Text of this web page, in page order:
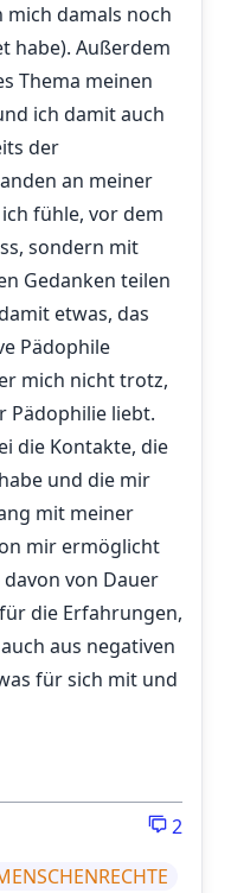
mich damals noch
habe). Außerdem
Thema meinen
ich damit auch
der
an meiner
fühle, vor dem
sondern mit
Gedanken teilen
etwas, das
Pädophile
mich nicht trotz,
Pädophilie liebt.
die Kontakte, die
und die mir
mit meiner
mir ermöglicht
von Dauer
die Erfahrungen,
aus negativen
für sich mit und
2